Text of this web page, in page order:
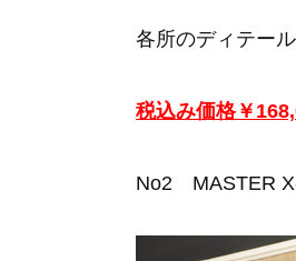
各所のディテー
税込み価格￥
No2 MASTER